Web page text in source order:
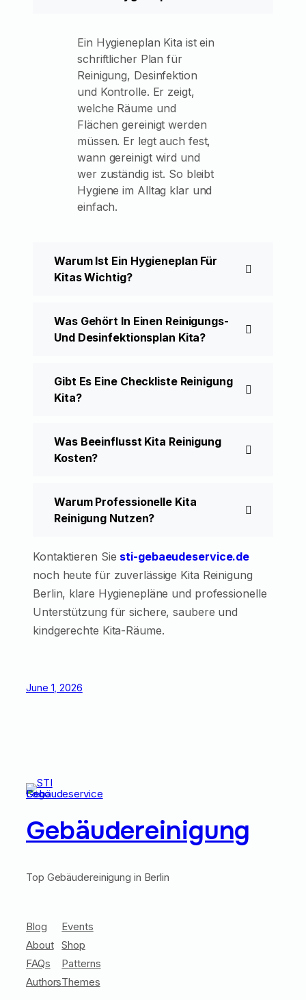
Ein Hygieneplan Kita ist ein
schriftlicher Plan für
Reinigung, Desinfektion
und Kontrolle. Er zeigt,
welche Räume und
Flächen gereinigt werden
müssen. Er legt auch fest,
wann gereinigt wird und
wer zuständig ist. So bleibt
Hygiene im Alltag klar und
einfach.
Warum Ist Ein Hygieneplan Für
Kitas Wichtig?
Was Gehört In Einen Reinigungs-
Und Desinfektionsplan Kita?
Gibt Es Eine Checkliste Reinigung
Kita?
Was Beeinflusst Kita Reinigung
Kosten?
Warum Professionelle Kita
Reinigung Nutzen?
Kontaktieren Sie sti-gebaeudeservice.de
noch heute für zuverlässige Kita Reinigung
Berlin, klare Hygienepläne und professionelle
Unterstützung für sichere, saubere und
kindgerechte Kita-Räume.
June 1, 2026
Gebäudereinigung
Top Gebäudereinigung in Berlin
Blog
About
FAQs
Authors
Events
Shop
Patterns
Themes